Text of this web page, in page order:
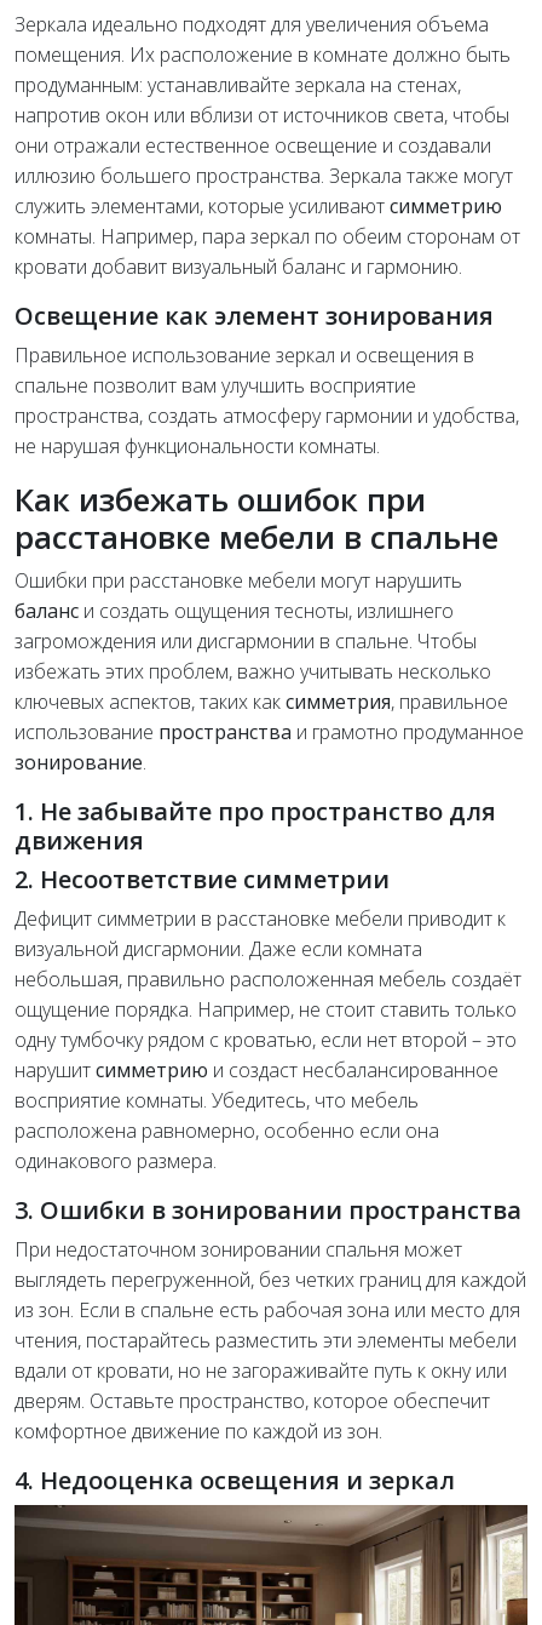
Зеркала идеально подходят для увеличения объема
помещения. Их расположение в комнате должно быть
продуманным: устанавливайте зеркала на стенах,
напротив окон или вблизи от источников света, чтобы
они отражали естественное освещение и создавали
иллюзию большего пространства. Зеркала также могут
служить элементами, которые усиливаютсимметрию
комнаты. Например, пара зеркал по обеим сторонам от
кровати добавит визуальный баланс и гармонию.
Освещение как элемент зонирования
Правильное использование зеркал и освещения в
спальне позволит вам улучшить восприятие
пространства, создать атмосферу гармонии и удобства,
не нарушая функциональности комнаты.
Как избежать ошибок при
расстановке мебели в спальне
Ошибки при расстановке мебели могут нарушить
баланс и создать ощущения тесноты, излишнего
загромождения или дисгармонии в спальне. Чтобы
избежать этих проблем, важно учитывать несколько
ключевых аспектов, таких каксимметрия, правильное
использование пространства и грамотно продуманное
зонирование.
1. Не забывайте про пространство для
движения
2. Несоответствие симметрии
Дефицит симметрии в расстановке мебели приводит к
визуальной дисгармонии. Даже если комната
небольшая, правильно расположенная мебель создаёт
ощущение порядка. Например, не стоит ставить только
одну тумбочку рядом с кроватью, если нет второй – это
нарушитсимметрию и создаст несбалансированное
восприятие комнаты. Убедитесь, что мебель
расположена равномерно, особенно если она
одинакового размера.
3. Ошибки в зонировании пространства
При недостаточном зонировании спальня может
выглядеть перегруженной, без четких границ для каждой
из зон. Если в спальне есть рабочая зона или место для
чтения, постарайтесь разместить эти элементы мебели
вдали от кровати, но не загораживайте путь к окну или
дверям. Оставьте пространство, которое обеспечит
комфортное движение по каждой из зон.
4. Недооценка освещения и зеркал